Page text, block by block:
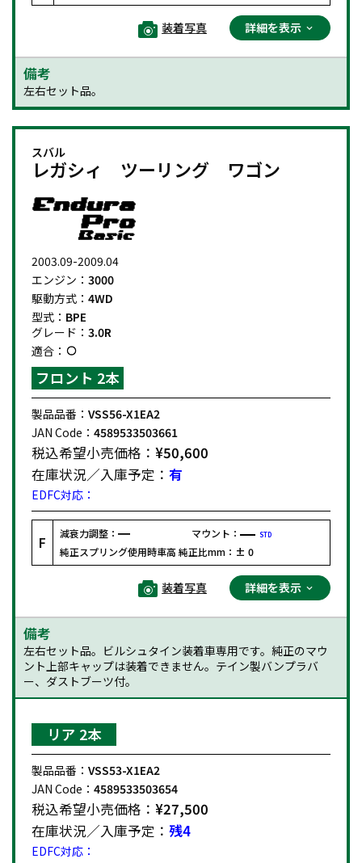
装着写真 詳細を表示
備考
左右セット品。
スバル
レガシィ ツーリング ワゴン
2003.09-2009.04
エンジン： 3000
駆動方式： 4WD
型式： BPE
グレード： 3.0R
適合：
フロント 2本
製品品番： VSS56-X1EA2
JAN Code： 4589533503661
税込希望小売価格： ¥50,600
在庫状況／入庫予定： 有
EDFC対応：
F 減衰力調整： マウント： STD
純正スプリング使用時車高 純正比mm： ± 0
装着写真 詳細を表示
備考
左右セット品。ビルシュタイン装着車専用です。純正のマウ
ント上部キャップは装着できません。テイン製バンプラバ
ー、ダストブーツ付。
リア 2本
製品品番： VSS53-X1EA2
JAN Code： 4589533503654
税込希望小売価格： ¥27,500
在庫状況／入庫予定： 残4
EDFC対応：